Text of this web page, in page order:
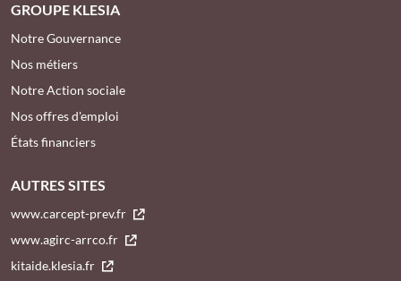
GROUPE KLESIA
Notre Gouvernance
Nos métiers
Notre Action sociale
Nos offres d'emploi
États financiers
AUTRES SITES
www.carcept-prev.fr
www.agirc-arrco.fr
kitaide.klesia.fr